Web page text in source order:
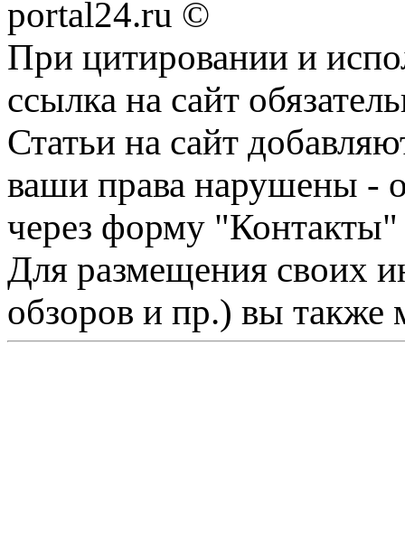
portal24.ru ©
При цитировании и
ссылка на сайт
Статьи на сайт
ваши права нарушены -
через форму "Контакты"
Для размещения своих
обзоров и пр.) вы также